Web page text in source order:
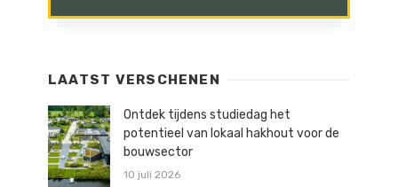
LAATST VERSCHENEN
Ontdek tijdens studiedag het
potentieel van lokaal hakhout voor de
bouwsector
10 juli 2026